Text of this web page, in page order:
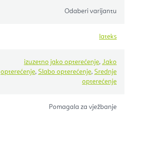
Odaberi varijantu
lateks
izuzetno jako opterećenje, Jako
opterećenje, Slabo opterećenje, Srednje
opterećenje
Pomagala za vježbanje